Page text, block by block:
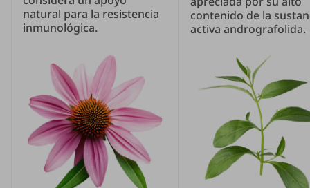
natural para la resistencia
inmunológica.
contenido de la
activa andrografolida.